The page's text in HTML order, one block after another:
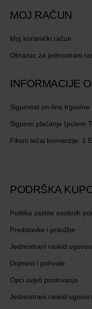
MOJ RAČUN
Moj korisnički račun
Obrazac za jednostrani
INFORMACIJE
Sigurnost on-line trgovine
Sigurno plaćanje (putem
Fiksni tečaj konverzije: 1
PODRŠKA
Politika zaštite osobnih
Predstavke i pritužbe
Jednostrani raskid
Dojmovi i pohvale
Opći uvjeti poslovanja
Jednostrani raskid